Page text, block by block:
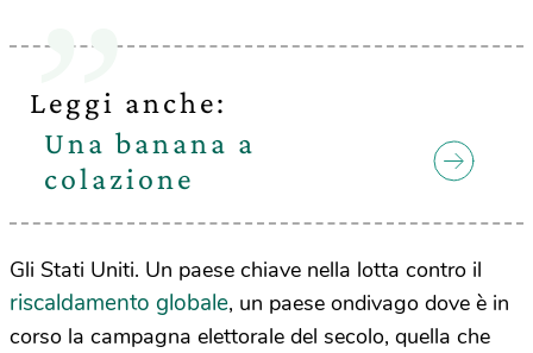
Leggi anche:
Una banana a
colazione
Gli Stati Uniti. Un paese chiave nella lotta contro il
riscaldamento globale, un paese ondivago dove è in
corso la campagna elettorale del secolo, quella che